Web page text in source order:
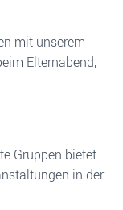
mit unserem
Elternabend,
Gruppen bietet
in der